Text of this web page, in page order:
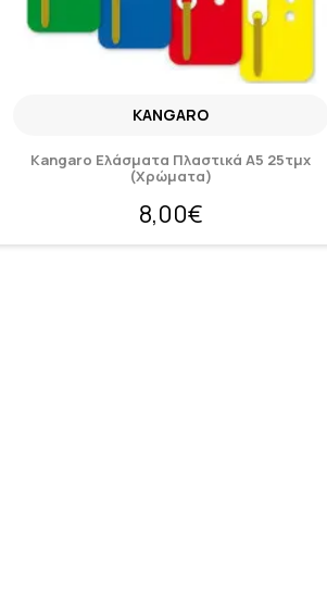
KANGARO
Kangaro Ελάσματα Πλαστικά A5 25τμχ
(Χρώματα)
8,00€